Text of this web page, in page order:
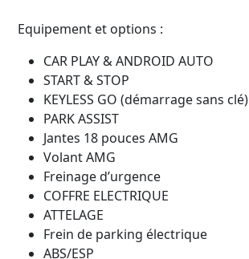
Equipement et options :
CAR PLAY & ANDROID AUTO
START & STOP
KEYLESS GO (démarrage sans clé)
PARK ASSIST
Jantes 18 pouces AMG
Volant AMG
Freinage d’urgence
COFFRE ELECTRIQUE
ATTELAGE
Frein de parking électrique
ABS/ESP